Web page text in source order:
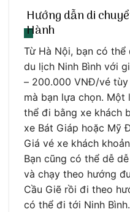
Hướng dẫn di
Hành
Từ Hà Nội, bạn có
du lịch Ninh Bình với
– 200.000 VNĐ/vé
mà bạn lựa chọn. Một
thể đi bằng xe khách
xe Bát Giáp hoặc Mỹ
Giá vé xe khách
Bạn cũng có thể dễ
và chạy theo hướng
Cầu Giẽ rồi đi theo
có thể đi tới Ninh